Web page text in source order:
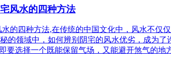
风水的四种方法
的四种方法,在传统的中国文化中，风水不仅
的领域中，如何辨别阴宅的风水优劣，成为
要选择一个既能保留气场，又能避开煞气的